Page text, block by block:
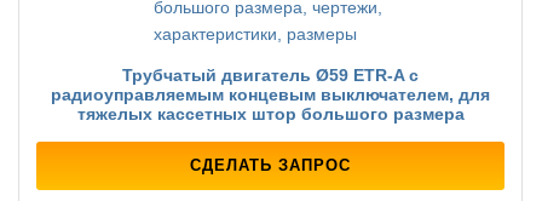
Трубчатый двигатель Ø59 ETR-A с
радиоуправляемым концевым выключателем, для
тяжелых кассетных штор большого размера
СДЕЛАТЬ ЗАПРОС